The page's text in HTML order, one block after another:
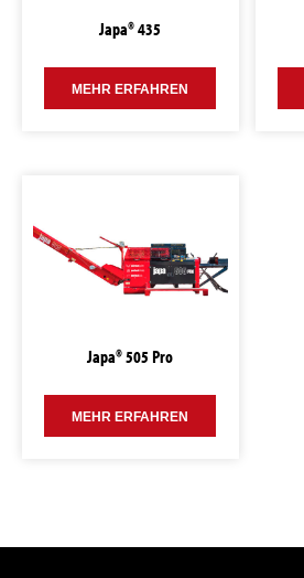
Japa® 435
MEHR ERFAHREN
Japa® 505 Pro
MEHR ERFAHREN